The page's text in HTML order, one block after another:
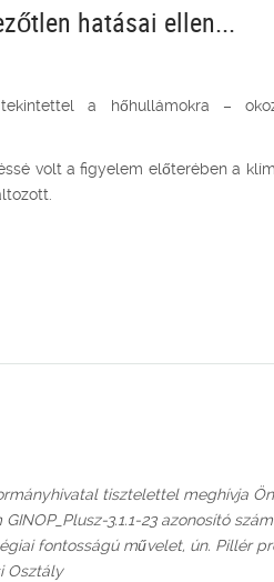
hatásai ellen...
a hőhullámokra –
volt a figyelem előterében a
tisztelettel meghívja
3.1.1-23 azonosító
fontosságú művelet, ún. Pillér
Osztály